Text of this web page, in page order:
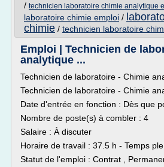
/ technicien laboratoire chimie analytique
laboratoire chimie emploi /
chimie / technicien laboratoire
Emploi | Technicien de
analytique ...
Technicien de laboratoire - Chimie
Technicien de laboratoire - Chimie
Date d'entrée en fonction : Dès que
Nombre de poste(s) à combler : 4
Salaire : À discuter
Horaire de travail : 37.5 h - Temps
Statut de l'emploi : Contrat ,